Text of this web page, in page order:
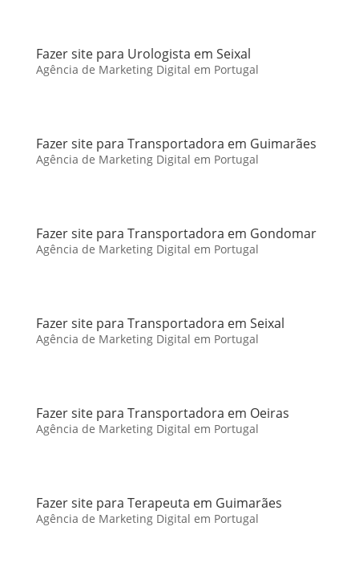
Fazer site para Urologista em Seixal
Agência de Marketing Digital em Portugal
Fazer site para Transportadora em Guimarães
Agência de Marketing Digital em Portugal
Fazer site para Transportadora em Gondomar
Agência de Marketing Digital em Portugal
Fazer site para Transportadora em Seixal
Agência de Marketing Digital em Portugal
Fazer site para Transportadora em Oeiras
Agência de Marketing Digital em Portugal
Fazer site para Terapeuta em Guimarães
Agência de Marketing Digital em Portugal